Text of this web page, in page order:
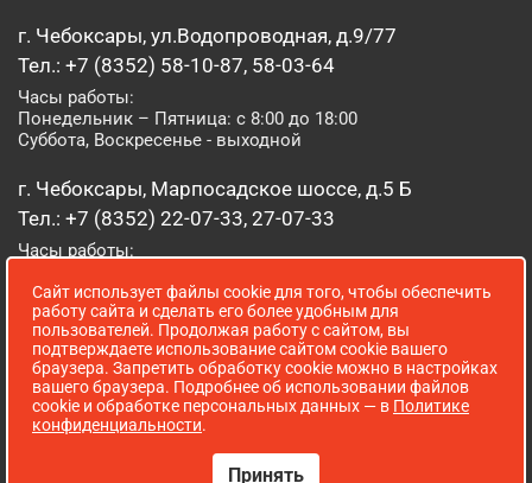
г. Чебоксары, ул.Водопроводная, д.9/77
Тел.: +7 (8352) 58-10-87, 58-03-64
Часы работы:
Понедельник – Пятница: с 8:00 до 18:00
Суббота, Воскресенье - выходной
г. Чебоксары, Марпосадское шоссе, д.5 Б
Тел.: +7 (8352) 22-07-33, 27-07-33
Часы работы:
Суббота, Воскресенье: с 8:00 до 16:00
г. Йошкар-Ола, ул. Луначарского, д. 52 А
Тел.: (8362) 41-07-31
Часы работы:
Понедельник – Пятница: с 8:00 до 18:00
Сайт использует файлы cookie для того, чтобы обеспечить
работу сайта и сделать его более удобным для
пользователей. Продолжая работу с сайтом, вы
подтверждаете использование сайтом cookie вашего
браузера. Запретить обработку cookie можно в настройках
вашего браузера. Подробнее об использовании файлов
cookie и обработке персональных данных — в Политике
конфиденциальности.
Принять